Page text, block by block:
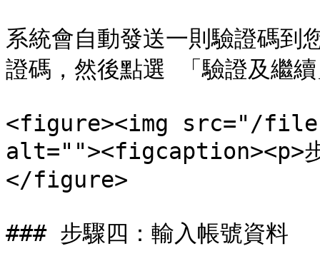
系統會自動發送一則驗證碼到
證碼，然後點選 「驗證及繼
<figure><img src="/
alt=""><figcaption><p>
</figure>
### 步驟四：輸入帳號資料